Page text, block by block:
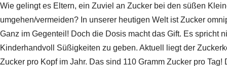
Wie gelingt es Eltern, ein Zuviel an Zucker bei den süßen
umgehen/vermeiden? In unserer heutigen Welt ist Zucker
Ganz im Gegenteil! Doch die Dosis macht das Gift. Es spricht
Kinderhandvoll Süßigkeiten zu geben. Aktuell liegt der
Zucker pro Kopf im Jahr. Das sind 110 Gramm Zucker pro